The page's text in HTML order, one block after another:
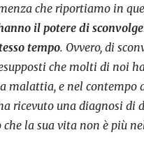
che riportiamo in
il potere di
tempo. Ovvero, di
che molti di noi
malattia, e nel contempo
ricevuto una diagnosi di
la sua vita non è più